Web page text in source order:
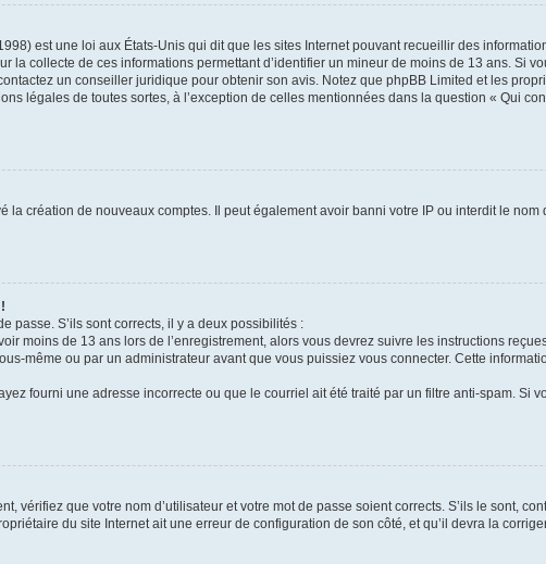
est une loi aux États-Unis qui dit que les sites Internet pouvant recueillir des
la collecte de ces informations permettant d’identifier un mineur de moins de 13 ans. Si
un conseiller juridique pour obtenir son avis. Notez que phpBB Limited et les
légales de toutes sortes, à l’exception de celles mentionnées dans la question « Qui
la création de nouveaux comptes. Il peut également avoir banni votre IP ou interdit le
passe. S’ils sont corrects, il y a deux possibilités :
moins de 13 ans lors de l’enregistrement, alors vous devrez suivre les instructions
même ou par un administrateur avant que vous puissiez vous connecter. Cette
fourni une adresse incorrecte ou que le courriel ait été traité par un filtre anti-spam. Si
vérifiez que votre nom d’utilisateur et votre mot de passe soient corrects. S’ils le sont,
du site Internet ait une erreur de configuration de son côté, et qu’il devra la